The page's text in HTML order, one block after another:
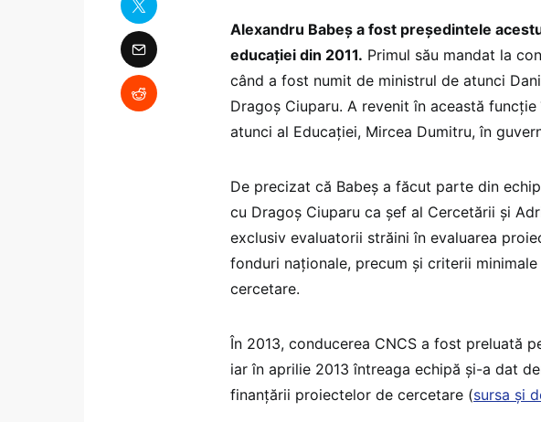
Alexandru Babeș a fost președintele
educației din 2011. Primul său mandat la
când a fost numit de ministrul de atunci
Dragoș Ciuparu. A revenit în această
atunci al Educației, Mircea Dumitru, în
De precizat că Babeș a făcut parte din
cu Dragoș Ciuparu ca șef al Cercetării și
exclusiv evaluatorii străini în evaluarea
fonduri naționale, precum și criterii
cercetare.
În 2013, conducerea CNCS a fost preluată
iar în aprilie 2013 întreaga echipă și-a dat
finanțării proiectelor de cercetare (sursa și